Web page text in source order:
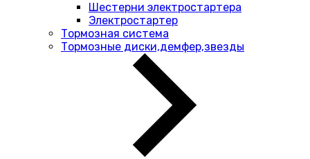
Шестерни электростартера
Электростартер
Тормозная система
Тормозные диски,демфер,звезды